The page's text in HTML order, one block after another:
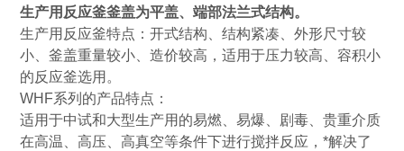
生产用反应釜釜盖为平盖、端部法兰式结构。
生产用反应釜特点：开式结构、结构紧凑、外形尺寸较
小、釜盖重量较小、造价较高，适用于压力较高、容积小
的反应釜选用。
WHF系列的产品特点：
适用于中试和大型生产用的易燃、易爆、剧毒、贵重介质
在高温、高压、高真空等条件下进行搅拌反应，*解决了